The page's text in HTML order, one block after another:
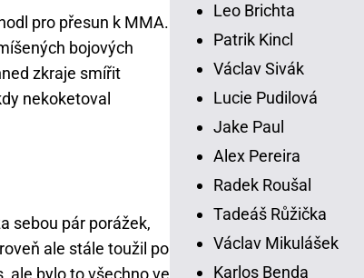
pro přesun k MMA.
bojových
zkraje smířit
nekoketoval
sebou pár porážek,
ale stále toužil po
ale bylo to všechno ve
Leo Brichta
Patrik Kincl
Václav Sivák
Lucie Pudilová
Jake Paul
Alex Pereira
Radek Roušal
Tadeáš Růžička
Václav Mikulášek
Karlos Benda